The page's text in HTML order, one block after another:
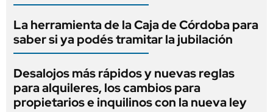
La herramienta de la Caja de Córdoba para
saber si ya podés tramitar la jubilación
Desalojos más rápidos y nuevas reglas
para alquileres, los cambios para
propietarios e inquilinos con la nueva ley